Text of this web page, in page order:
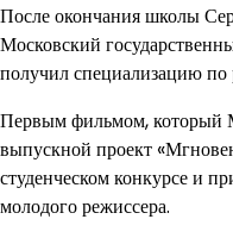
После окончания школы
Московский
получил специализацию по
Первым фильмом, который
выпускной проект
студенческом конкурсе и
молодого режиссера.